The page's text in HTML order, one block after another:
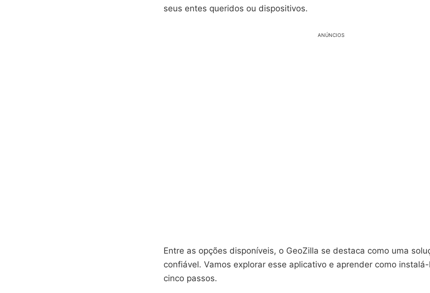
seus entes queridos ou dispositivos.
ANÚNCIOS
Entre as opções disponíveis, o GeoZilla se destaca como uma
confiável. Vamos explorar esse aplicativo e aprender como
cinco passos.